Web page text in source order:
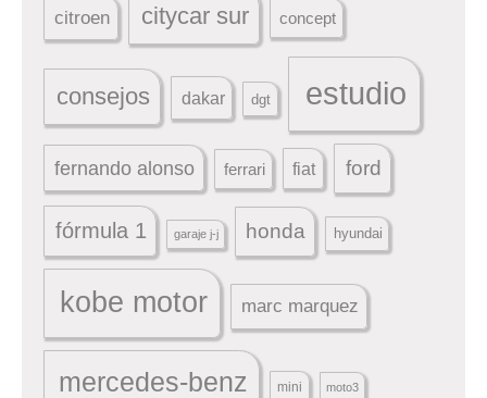
citroen citycar sur concept
consejos dakar dgt estudio
fernando alonso ferrari fiat ford
fórmula 1 garaje j-j honda hyundai
kobe motor marc marquez
mercedes-benz mini moto3